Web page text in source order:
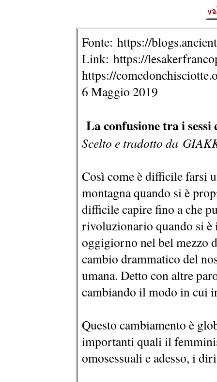
Fonte: https://
Link: https://
https://
6 Maggio 2019
La confusione tra i
Scelto e tradotto da
Così come è difficile farsi
montagna quando si è
difficile capire fino a che
rivoluzionario quando si
oggigiorno nel bel mezzo
cambio drammatico del
umana. Detto con altre
cambiando il modo in cui
Questo cambiamento è
importanti quali il
omosessuali e adesso, i